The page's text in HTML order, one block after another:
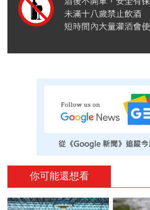
你可能還想看